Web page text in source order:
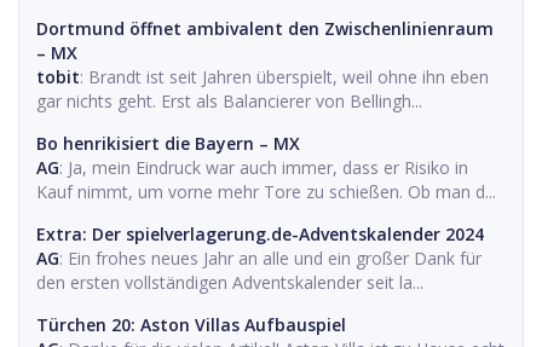
Dortmund öffnet ambivalent den Zwischenlinienraum
– MX
tobit: Brandt ist seit Jahren überspielt, weil ohne ihn eben
gar nichts geht. Erst als Balancierer von Bellingh...
Bo henrikisiert die Bayern – MX
AG: Ja, mein Eindruck war auch immer, dass er Risiko in
Kauf nimmt, um vorne mehr Tore zu schießen. Ob man d...
Extra: Der spielverlagerung.de-Adventskalender 2024
AG: Ein frohes neues Jahr an alle und ein großer Dank für
den ersten vollständigen Adventskalender seit la...
Türchen 20: Aston Villas Aufbauspiel